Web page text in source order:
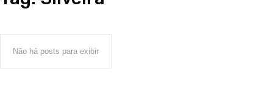
Não há posts para exibir